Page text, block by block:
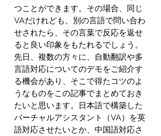
つことができます。その場合、同じ
VAだけれども、別の言語で問い合わ
せされたら、その言葉で反応を返せ
ると良い印象をもたれるでしょう。
先日、複数の方々に、自動翻訳や多
言語対応についてのデモをご紹介す
る機会があり、そこで得たコツのよ
うなものをこの記事でまとめておき
たいと思います。日本語で構築した
バーチャルアシスタント（VA）を英
語対応させたいとか、中国語対応さ